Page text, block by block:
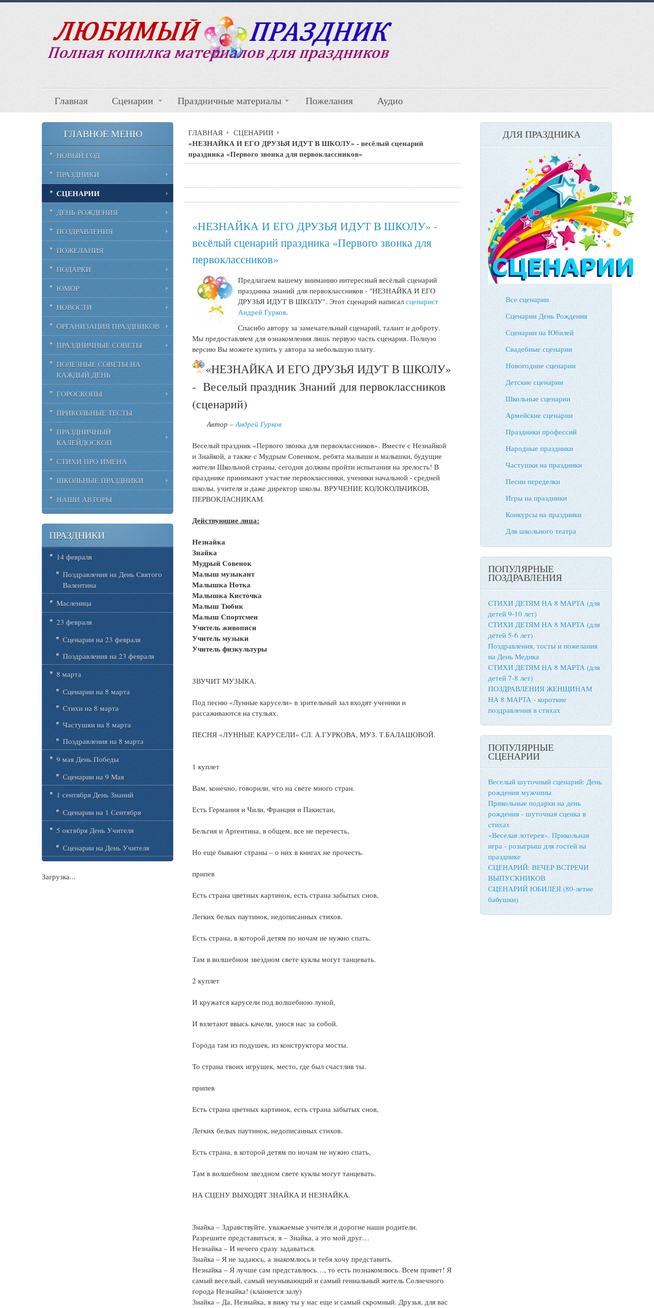
Главная Сценарии Праздничные материалы Пожелания Аудио
ГЛАВНАЯ СЦЕНАРИИ
«НЕЗНАЙКА И ЕГО ДРУЗЬЯ ИДУТ В ШКОЛУ» - весёлый сценарий
праздника «Первого звонка для первоклассников»
«НЕЗНАЙКА И ЕГО ДРУЗЬЯ ИДУТ В ШКОЛУ» -
весёлый сценарий праздника «Первого звонка для
первоклассников»
Предлагаем вашему вниманию интересный весёлый сценарий
праздника знаний для первоклассников - "НЕЗНАЙКА И ЕГО
ДРУЗЬЯ ИДУТ В ШКОЛУ". Этот сценарий написалсценарист
Андрей Гурков.
Спасибо автору за замечательный сценарий, талант и доброту.
Мы предоставляем для ознакомления лишь первую часть сценария. Полную
версию Вы можете купить у автора за небольшую плату.
«НЕЗНАЙКА И ЕГО ДРУЗЬЯ ИДУТ В ШКОЛУ»
- Веселый праздник Знаний для первоклассников
(сценарий)
Автор –Андрей Гурков
Веселый праздник «Первого звонка для первоклассников». Вместе с Незнайкой
и Знайкой, а также с Мудрым Совенком, ребята малыши и малышки, будущие
жители Школьной страны, сегодня должны пройти испытания на зрелость! В
празднике принимают участие первоклассники, ученики начальной - средней
школы, учителя и даже директор школы. ВРУЧЕНИЕ КОЛОКОЛЬЧИКОВ,
ПЕРВОКЛАСНИКАМ.
Действующие лица:
Незнайка
Знайка
Мудрый Совенок
Малыш музыкант
Малышка Нотка
Малышка Кисточка
Малыш Тюбик
Малыш Спортсмен
Учитель живописи
Учитель музыки
Учитель физкультуры
ЗВУЧИТ МУЗЫКА.
Под песню «Лунные карусели» в зрительный зал входят ученики и
рассаживаются на стульях.
ПЕСНЯ «ЛУННЫЕ КАРУСЕЛИ» СЛ. А.ГУРКОВА, МУЗ. Т.БАЛАШОВОЙ.
1 куплет
Вам, конечно, говорили, что на свете много стран.
Есть Германия и Чили, Франция и Пакистан,
Бельгия и Аргентина, в общем, все не перечесть,
Но еще бывают страны – о них в книгах не прочесть.
припев
Есть страна цветных картинок, есть страна забытых снов,
Легких белых паутинок, недописанных стихов.
Есть страна, в которой детям по ночам не нужно спать,
Там в волшебном звездном свете куклы могут танцевать.
2 куплет
И кружатся карусели под волшебною луной,
И взлетают ввысь качели, унося нас за собой.
Города там из подушек, из конструктора мосты.
То страна твоих игрушек, место, где был счастлив ты.
припев
Есть страна цветных картинок, есть страна забытых снов,
Легких белых паутинок, недописанных стихов.
Есть страна, в которой детям по ночам не нужно спать,
Там в волшебном звездном свете куклы могут танцевать.
НА СЦЕНУ ВЫХОДЯТ ЗНАЙКА И НЕЗНАЙКА.
Знайка – Здравствуйте, уважаемые учителя и дорогие наши родители.
Разрешите представиться, я – Знайка, а это мой друг…
Незнайка – И нечего сразу задаваться.
Знайка – Я не задаюсь, а знакомлюсь и тебя хочу представить.
Незнайка – Я лучше сам представлюсь…, то есть познакомлюсь. Всем привет! Я
самый веселый, самый неунывающий и самый гениальный житель Солнечного
города Незнайка! (кланяется залу)
Знайка – Да, Незнайка, я вижу ты у нас еще и самый скромный. Друзья, для вас
ГЛАВНОЕ МЕНЮ
НОВЫЙ ГОД
ПРАЗДНИКИ
СЦЕНАРИИ
ДЕНЬ РОЖДЕНИЯ
ПОЗДРАВЛЕНИЯ
ПОЖЕЛАНИЯ
ПОДАРКИ
ЮМОР
НОВОСТИ
ОРГАНИЗАЦИЯ ПРАЗДНИКОВ
ПРАЗДНИЧНЫЕ СОВЕТЫ
ПОЛЕЗНЫЕ СОВЕТЫ НА
КАЖДЫЙ ДЕНЬ
ГОРОСКОПЫ
ПРИКОЛЬНЫЕ ТЕСТЫ
ПРАЗДНИЧНЫЙ
КАЛЕЙДОСКОП
СТИХИ ПРО ИМЕНА
ШКОЛЬНЫЕ ПРАЗДНИКИ
НАШИ АВТОРЫ
ПРАЗДНИКИ
14 февраля
Поздравления на День Святого
Валентина
Масленица
23 февраля
Сценарии на 23 февраля
Поздравления на 23 февраля
8 марта
Сценарии на 8 марта
Стихи на 8 марта
Частушки на 8 марта
Поздравления на 8 марта
9 мая День Победы
Сценарии на 9 Мая
1 сентября День Знаний
Сценарии на 1 Сентября
5 октября День Учителя
Сценарии на День Учителя
Загрузка...
ДЛЯ ПРАЗДНИКА
Все сценарии
Сценарии День Рождения
Сценарии на Юбилей
Свадебные сценарии
Новогодние сценарии
Детские сценарии
Школьные сценарии
Армейские сценарии
Праздники профессий
Народные праздники
Частушки на праздники
Песни переделки
Игры на праздники
Конкурсы на праздники
Для школьного театра
ПОПУЛЯРНЫЕ
ПОЗДРАВЛЕНИЯ
СТИХИ ДЕТЯМ НА 8 МАРТА (для
детей 9-10 лет)
СТИХИ ДЕТЯМ НА 8 МАРТА (для
детей 5-6 лет)
Поздравления, тосты и пожелания
на День Медика
СТИХИ ДЕТЯМ НА 8 МАРТА (для
детей 7-8 лет)
ПОЗДРАВЛЕНИЯ ЖЕНЩИНАМ
НА 8 МАРТА - короткие
поздравления в стихах
ПОПУЛЯРНЫЕ
СЦЕНАРИИ
Веселый шуточный сценарий: День
рождения мужчины
Прикольные подарки на день
рождения - шуточная сценка в
стихах
«Веселая лотерея». Прикольная
игра - розыгрыш для гостей на
празднике
СЦЕНАРИЙ: ВЕЧЕР ВСТРЕЧИ
ВЫПУСКНИКОВ
СЦЕНАРИЙ ЮБИЛЕЯ (80-летие
бабушки)